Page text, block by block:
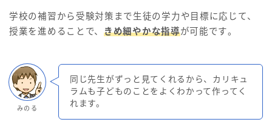
学校の補習から受験対策まで生徒の学力や目標に応じて、
授業を進めることで、 きめ細やかな指導が可能です​。
みのる
同じ先生がずっと見てくれるから、カリキュ
ラムも子どものことをよくわかって作ってく
れます。